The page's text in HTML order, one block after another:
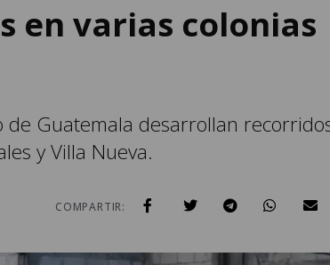
en varias colonias
de Guatemala desarrollan
y Villa Nueva.
COMPARTIR: